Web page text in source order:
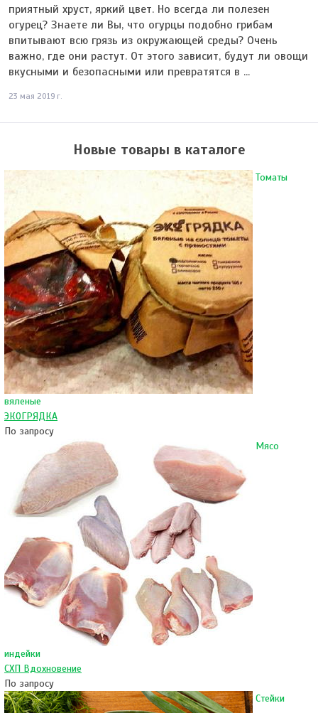
приятный хруст, яркий цвет. Но всегда ли полезен
огурец? Знаете ли Вы, что огурцы подобно грибам
впитывают всю грязь из окружающей среды? Очень
важно, где они растут. От этого зависит, будут ли овощи
вкусными и безопасными или превратятся в ...
23 мая 2019 г.
Новые товары в каталоге
Томаты
вяленые
ЭКОГРЯДКА
По запросу
Мясо
индейки
СХП Вдохновение
По запросу
Стейки